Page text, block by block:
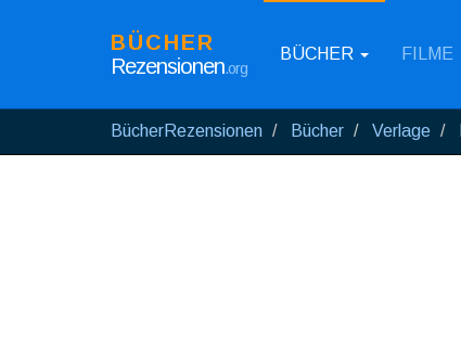
BÜCHER
Rezensionen.org
BÜCHER FILME
BücherRezensionen Bücher Verlage